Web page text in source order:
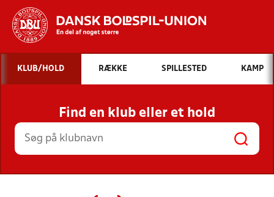
Hvad vil du søge efter?
INDHOLD OG NYHEDER
STILLINGER, RESULTATER, KLUBBER OG
HOLD
KLUB/HOLD RÆKKE SPILLESTED KAMP
Find en klub eller et hold